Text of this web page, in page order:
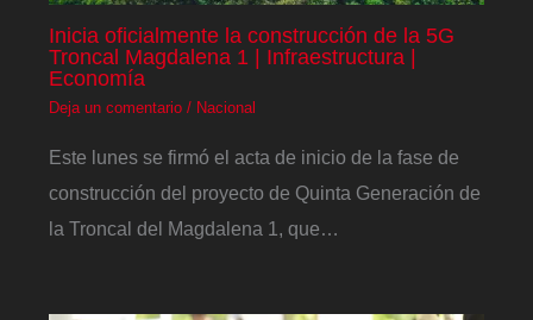
Inicia oficialmente la construcción de la 5G
Troncal Magdalena 1 | Infraestructura |
Economía
Deja un comentario / Nacional
Este lunes se firmó el acta de inicio de la fase de
construcción del proyecto de Quinta Generación de
la Troncal del Magdalena 1, que…